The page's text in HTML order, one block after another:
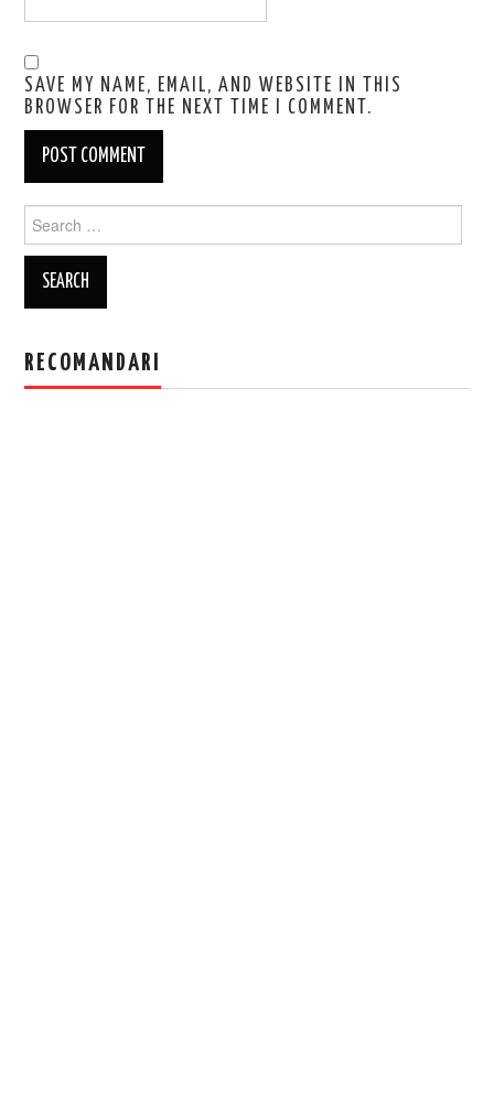
SAVE MY NAME, EMAIL, AND WEBSITE IN THIS
BROWSER FOR THE NEXT TIME I COMMENT.
Search
for:
RECOMANDARI